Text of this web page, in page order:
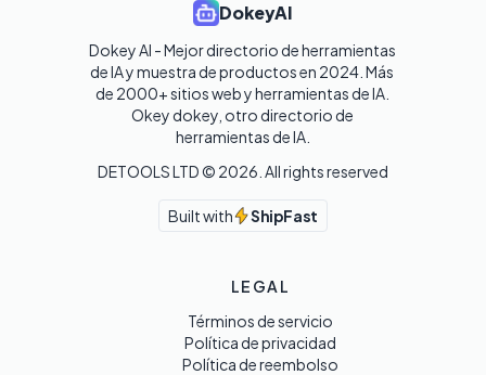
DokeyAI
Dokey AI - Mejor directorio de herramientas
de IA y muestra de productos en 2024. Más
de 2000+ sitios web y herramientas de IA.
Okey dokey, otro directorio de
herramientas de IA.
DETOOLS LTD © 2026 . All rights reserved
Built with ShipFast
LEGAL
Términos de servicio
Política de privacidad
Política de reembolso